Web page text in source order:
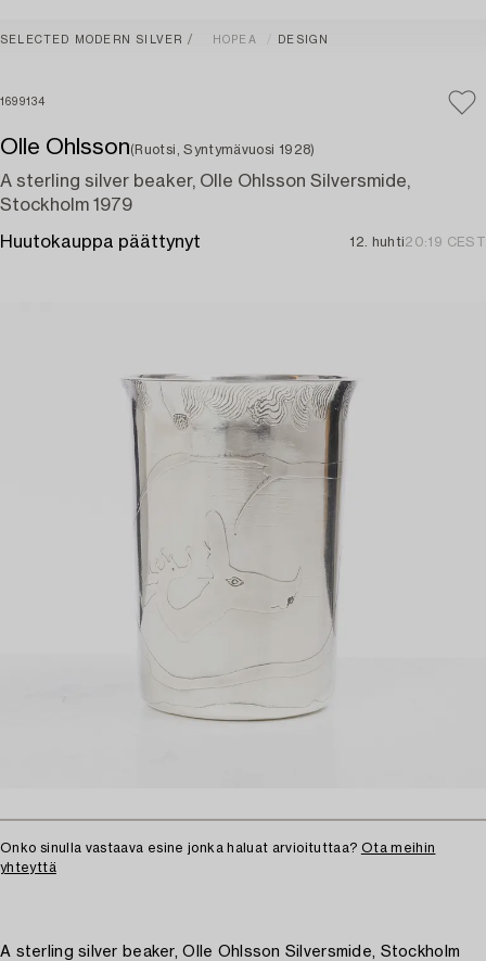
SELECTED MODERN SILVER HOPEA DESIGN
1699134
Olle Ohlsson(Ruotsi, Syntymävuosi 1928)
A sterling silver beaker, Olle Ohlsson Silversmide,
Stockholm 1979
Huutokauppa päättynyt 12. huhti20:19 CEST
Onko sinulla vastaava esine jonka haluat arvioituttaa? Ota meihin
yhteyttä
A sterling silver beaker, Olle Ohlsson Silversmide, Stockholm